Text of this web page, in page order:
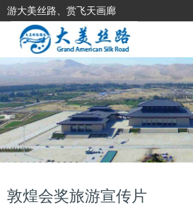
游大美丝路、赏飞天画廊
敦煌会奖旅游宣传片